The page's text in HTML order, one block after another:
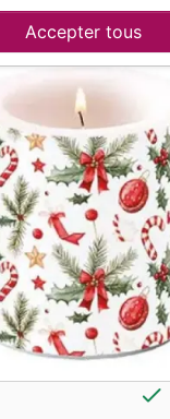
check
Accepter tous